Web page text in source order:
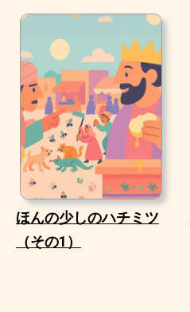
ほんの少しのハチミツ
（その1）